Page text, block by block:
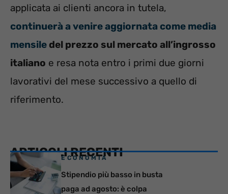
applicata ai clienti ancora in tutela,
continuerà a venire aggiornata come media
mensile del prezzo sul mercato all’ingrosso
italiano e resa nota entro i primi due giorni
lavorativi del mese successivo a quello di
riferimento.
ARTICOLI RECENTI
ECONOMIA
Stipendio più basso in busta
paga ad agosto: è colpa